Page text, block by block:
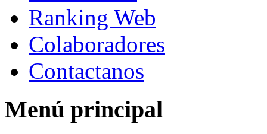
Ranking Web
Colaboradores
Contactanos
Menú principal